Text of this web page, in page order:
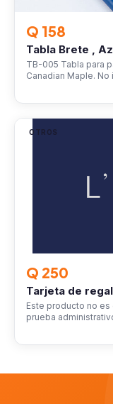
Q 158
Tabla Brete ,
TB-005 Tabla para
Canadian Maple.
OTROS
Q 250
Tarjeta de
Este producto no
prueba